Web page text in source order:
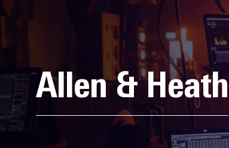
Allen & Heath